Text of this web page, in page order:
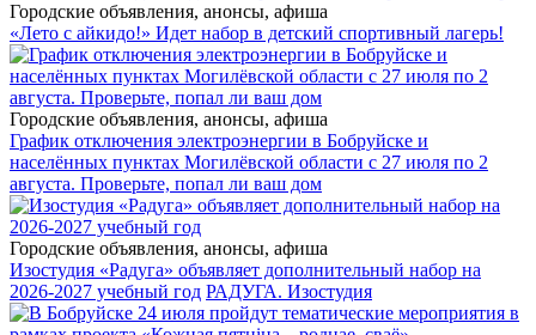
Городские объявления, анонсы, афиша
«Лето с айкидо!» Идет набор в детский спортивный лагерь!
Городские объявления, анонсы, афиша
График отключения электроэнергии в Бобруйске и
населённых пунктах Могилёвской области с 27 июля по 2
августа. Проверьте, попал ли ваш дом
Городские объявления, анонсы, афиша
Изостудия «Радуга» объявляет дополнительный набор на
2026-2027 учебный год РАДУГА. Изостудия